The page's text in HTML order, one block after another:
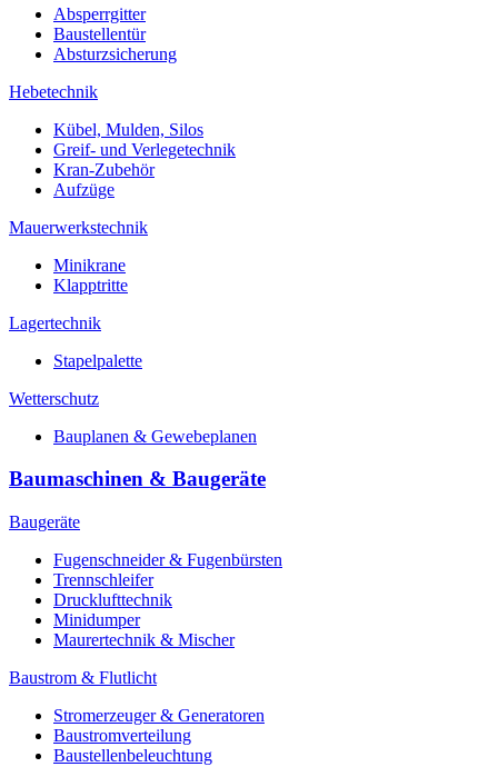
Absperrgitter
Baustellentür
Absturzsicherung
Hebetechnik
Kübel, Mulden, Silos
Greif- und Verlegetechnik
Kran-Zubehör
Aufzüge
Mauerwerkstechnik
Minikrane
Klapptritte
Lagertechnik
Stapelpalette
Wetterschutz
Bauplanen & Gewebeplanen
Baumaschinen & Baugeräte
Baugeräte
Fugenschneider & Fugenbürsten
Trennschleifer
Drucklufttechnik
Minidumper
Maurertechnik & Mischer
Baustrom & Flutlicht
Stromerzeuger & Generatoren
Baustromverteilung
Baustellenbeleuchtung